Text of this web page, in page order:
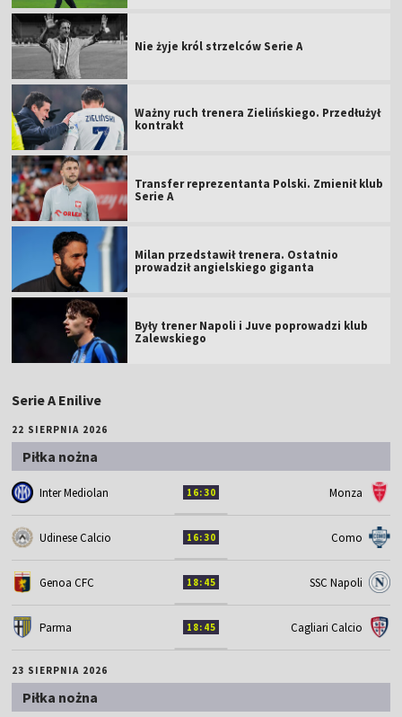
Nie żyje król strzelców Serie A
Ważny ruch trenera Zielińskiego. Przedłużył
kontrakt
Transfer reprezentanta Polski. Zmienił klub
Serie A
Milan przedstawił trenera. Ostatnio
prowadził angielskiego giganta
Były trener Napoli i Juve poprowadzi klub
Zalewskiego
Serie A Enilive
22 SIERPNIA 2026
Piłka nożna
Inter Mediolan 16:30 Monza
Udinese Calcio 16:30 Como
Genoa CFC 18:45 SSC Napoli
Parma 18:45 Cagliari Calcio
23 SIERPNIA 2026
Piłka nożna